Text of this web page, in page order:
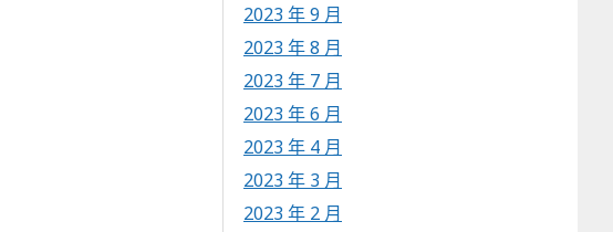
2023 年 9 月
2023 年 8 月
2023 年 7 月
2023 年 6 月
2023 年 4 月
2023 年 3 月
2023 年 2 月